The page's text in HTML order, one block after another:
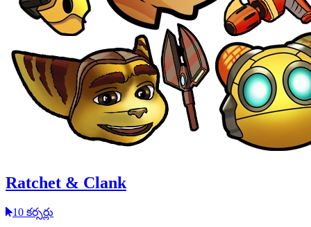
Ratchet & Clank
10 కర్సర్లు